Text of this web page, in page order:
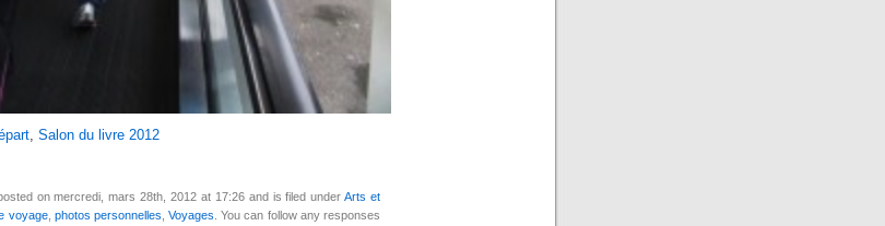
, Salon du livre 2012
on mercredi, mars 28th, 2012 at 17:26 and is filed underArts et
voyage, photos personnelles ,Voyages . You can follow any responses